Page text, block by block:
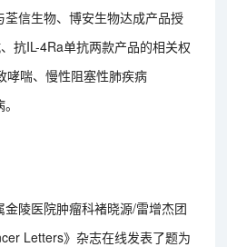
信生物、博安生物达成产品授
抗IL-4Ra单抗两款产品的相关权
哮喘、慢性阻塞性肺疾病
陵医院肿瘤科褚晓源/雷增杰团
Letters》杂志在线发表了题为